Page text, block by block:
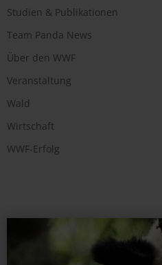
Studien & Publikationen
Team Panda News
Über den WWF
Veranstaltung
Wald
Wirtschaft
WWF-Erfolg